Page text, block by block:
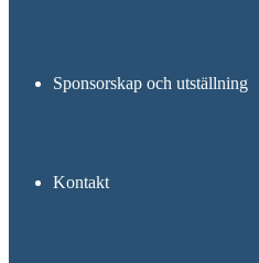
Sponsorskap och utställning
Kontakt